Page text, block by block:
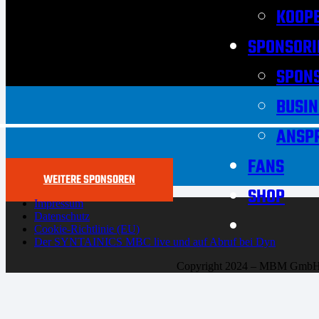
FANS
SHOP
WEITERE SPONSOREN
Impressum
Datenschutz
Cookie-Richtlinie (EU)
Der SYNTAINICS MBC live und auf Abruf bei Dyn
Copyright 2024 – MBM